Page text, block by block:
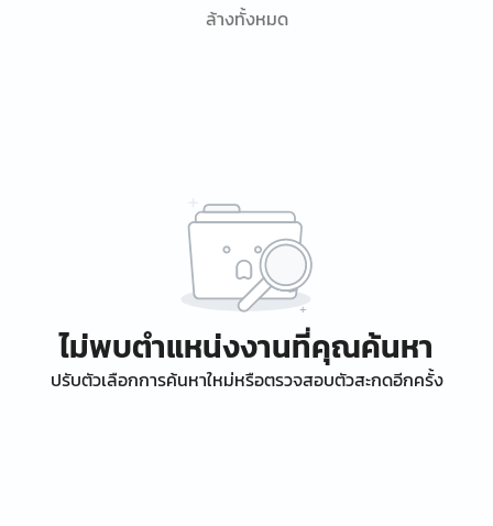
ล้างทั้งหมด
ไม่พบตำแหน่งงานที่คุณค้นหา
ปรับตัวเลือกการค้นหาใหม่หรือตรวจสอบตัวสะกดอีกครั้ง